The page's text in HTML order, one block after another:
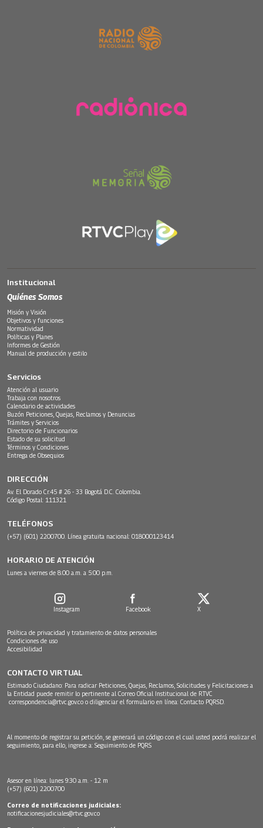
Institucional
Quiénes Somos
Misión y Visión
Objetivos y funciones
Normatividad
Políticas y Planes
Informes de Gestión
Manual de producción y estilo
Servicios
Atención al usuario
Trabaja con nosotros
Calendario de actividades
Buzón Peticiones, Quejas, Reclamos y Denuncias
Trámites y Servicios
Directorio de Funcionarios
Estado de su solicitud
Términos y Condiciones
Entrega de Obsequios
DIRECCIÓN
Av. El Dorado Cr.45 # 26 - 33 Bogotá D.C. Colombia.
Código Postal: 111321
TELÉFONOS
(+57) (601) 2200700. Línea gratuita nacional: 018000123414
HORARIO DE ATENCIÓN
Lunes a viernes de 8:00 a.m. a 5:00 p.m.
Instagram Facebook X
Política de privacidad y tratamiento de datos personales
Condiciones de uso
Accesibilidad
CONTACTO VIRTUAL
Estimado Ciudadano: Para radicar Peticiones, Quejas, Reclamos, Solicitudes y Felicitaciones a
la Entidad puede remitir lo pertinente al Correo Oficial Institucional de RTVC
correspondencia@rtvc.gov.co o diligenciar el formulario en línea: Contacto PQRSD.
Al momento de registrar su petición, se generará un código con el cual usted podrá realizar el
seguimiento, para ello, ingrese a: Seguimiento de PQRS
Asesor en línea: lunes 9:30 a.m. - 12 m
(+57) (601) 2200700
Correo de notificaciones judiciales:
notificacionesjudiciales@rtvc.gov.co